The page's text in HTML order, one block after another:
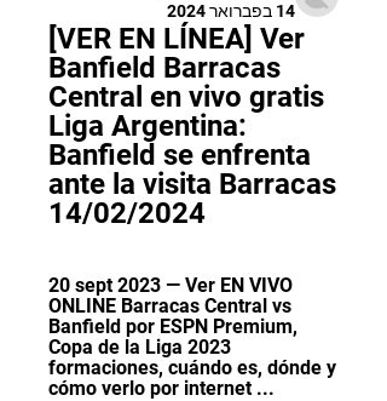
14 בפברואר 2024
[VER EN LÍNEA] Ver
Banfield Barracas
Central en vivo gratis
Liga Argentina:
Banfield se enfrenta
ante la visita Barracas
14/02/2024
20 sept 2023 — Ver EN VIVO
ONLINE Barracas Central vs
Banfield por ESPN Premium,
Copa de la Liga 2023
formaciones, cuándo es, dónde y
cómo verlo por internet ...